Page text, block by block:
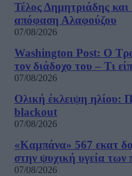
Τέλος Δημητριάδης
απόφαση Αλαφούζου
07/08/2026
Washington Post: Ο
τον διάδοχο του – Τι
07/08/2026
Ολική έκλειψη ηλίου:
blackout
07/08/2026
«Καμπάνα» 567 εκατ
στην ψυχική υγεία των
07/08/2026